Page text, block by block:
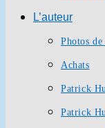
L’auteur
Photos
Achats
Patrick
Patrick